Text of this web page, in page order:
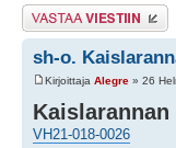
Lähetä vastaus
sh-o.
Kirjoittaja Alegre » 26
VH21-018-0026